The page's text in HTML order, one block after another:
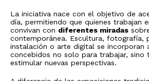
La iniciativa nace con el objetivo de
día, permitiendo que quienes trabajan
convivan con diferentes miradas
contemporánea. Escultura, fotografía,
instalación o arte digital se incorporan
concebidos no solo para trabajar, sino
estimular nuevas perspectivas.